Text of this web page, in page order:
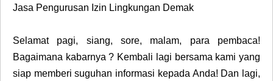
Jasa Pengurusan Izin Lingkungan Demak
Selamat pagi, siang, sore, malam, para pembaca!
Bagaimana kabarnya ? Kembali lagi bersama kami yang
siap memberi suguhan informasi kepada Anda! Dan lagi,